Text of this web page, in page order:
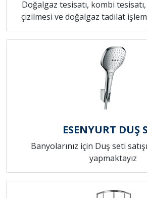
Doğalgaz tesisatı, kombi
çizilmesi ve doğalgaz tadilat
ESENYURT DUŞ
Banyolarınız için Duş seti
yapmaktayız